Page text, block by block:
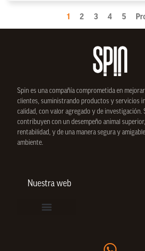
1 2 3 4 5
Spin es una compañía comprometida en
clientes, suministrando productos y servicios
calidad, con valor agregado y de investigación.
contribuyen con un desempeño animal
rentabilidad, y de una manera segura y
ambiente.
Nuestra web